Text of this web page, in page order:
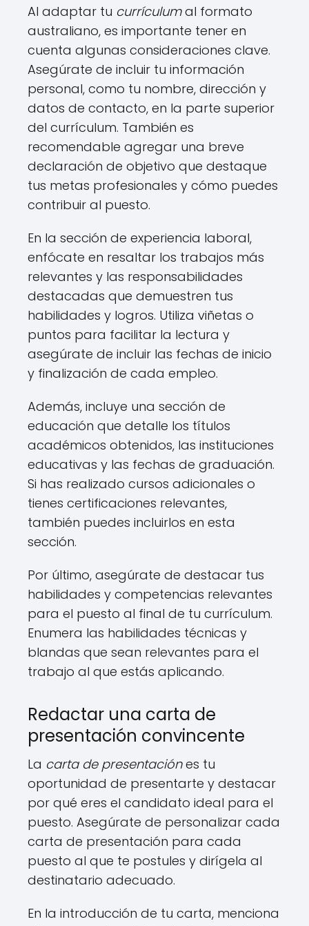
Al adaptar tu currículumal formato
australiano, es importante tener en
cuenta algunas consideraciones clave.
Asegúrate de incluir tu información
personal, como tu nombre, dirección y
datos de contacto, en la parte superior
del currículum. También es
recomendable agregar una breve
declaración de objetivo que destaque
tus metas profesionales y cómo puedes
contribuir al puesto.
En la sección de experiencia laboral,
enfócate en resaltar los trabajos más
relevantes y las responsabilidades
destacadas que demuestren tus
habilidades y logros. Utiliza viñetas o
puntos para facilitar la lectura y
asegúrate de incluir las fechas de inicio
y finalización de cada empleo.
Además, incluye una sección de
educación que detalle los títulos
académicos obtenidos, las instituciones
educativas y las fechas de graduación.
Si has realizado cursos adicionales o
tienes certificaciones relevantes,
también puedes incluirlos en esta
sección.
Por último, asegúrate de destacar tus
habilidades y competencias relevantes
para el puesto al final de tu currículum.
Enumera las habilidades técnicas y
blandas que sean relevantes para el
trabajo al que estás aplicando.
Redactar una carta de
presentación convincente
La carta de presentaciónes tu
oportunidad de presentarte y destacar
por qué eres el candidato ideal para el
puesto. Asegúrate de personalizar cada
carta de presentación para cada
puesto al que te postules y dirígela al
destinatario adecuado.
En la introducción de tu carta, menciona